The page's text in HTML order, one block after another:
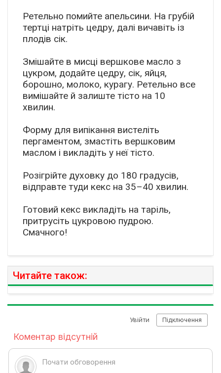
Ретельно помийте апельсини. На грубій
тертці натріть цедру, далі вичавіть із
плодів сік.
Змішайте в мисці вершкове масло з
цукром, додайте цедру, сік, яйця,
борошно, молоко, курагу. Ретельно все
вимішайте й залиште тісто на 10
хвилин.
Форму для випікання вистеліть
пергаментом, змастіть вершковим
маслом і викладіть у неї тісто.
Розігрійте духовку до 180 градусів,
відправте туди кекс на 35–40 хвилин.
Готовий кекс викладіть на таріль,
притрусіть цукровою пудрою.
Смачного!
Читайте також: